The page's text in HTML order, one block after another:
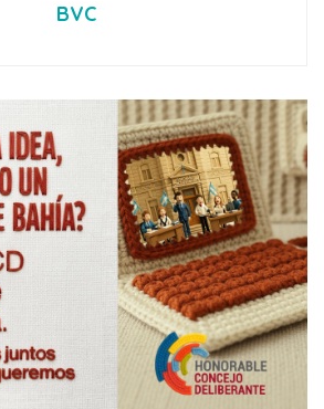
BVC